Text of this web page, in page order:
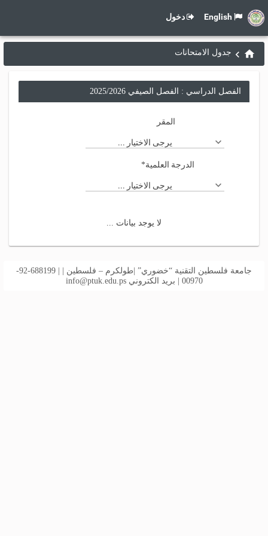
دخول
جدول الامتحانات
الفصل الدراسي : الفصل الصيفي 2025/2026
المقر
يرجى الاختيار ...
الدرجة العلمية*
يرجى الاختيار ...
لا يوجد بيانات ...
جامعة فلسطين التقنية “خضوري” |طولكرم – فلسطين | | 688199-92-
00970 | بريد الكتروني
info@ptuk.edu.ps